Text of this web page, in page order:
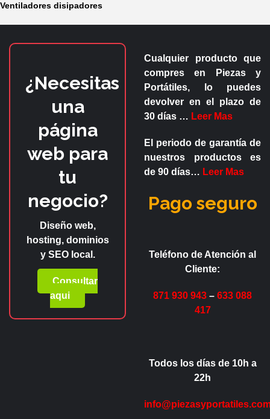
Ventiladores disipadores
¿Necesitas
una
página
web para
tu
negocio?
Diseño web,
hosting, dominios
y SEO local.
Consultar
aqui
Cualquier producto que
compres en
Piezas y
Portátiles, lo puedes
devolver en el plazo de
30 días … Leer Mas
El periodo de garantía de
nuestros productos es
de 90 días… Leer Mas
Pago seguro
Teléfono de Atención al
Cliente:
871 930 943 – 633 088
417
Todos los días de 10h a
22h